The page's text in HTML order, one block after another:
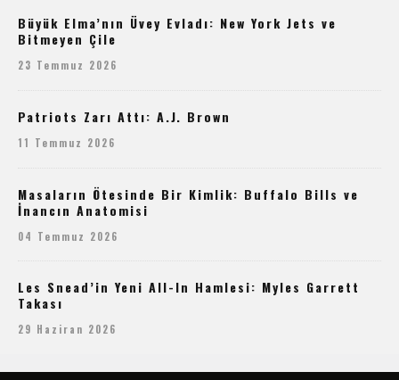
Büyük Elma’nın Üvey Evladı: New York Jets ve
Bitmeyen Çile
23 Temmuz 2026
Patriots Zarı Attı: A.J. Brown
11 Temmuz 2026
Masaların Ötesinde Bir Kimlik: Buffalo Bills ve
İnancın Anatomisi
04 Temmuz 2026
Les Snead’in Yeni All-In Hamlesi: Myles Garrett
Takası
29 Haziran 2026